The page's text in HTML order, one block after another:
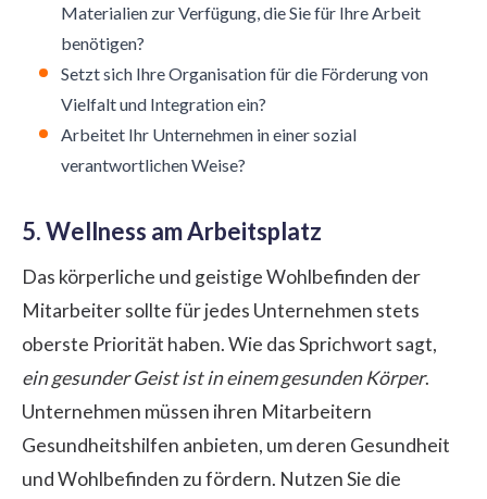
Materialien zur Verfügung, die Sie für Ihre Arbeit
benötigen?
Setzt sich Ihre Organisation für die Förderung von
Vielfalt und Integration ein?
Arbeitet Ihr Unternehmen in einer sozial
verantwortlichen Weise?
5. Wellness am Arbeitsplatz
Das körperliche und geistige Wohlbefinden der
Mitarbeiter sollte für jedes Unternehmen stets
oberste Priorität haben. Wie das Sprichwort sagt,
ein gesunder Geist ist in einem gesunden Körper.
Unternehmen müssen ihren Mitarbeitern
Gesundheitshilfen anbieten, um deren Gesundheit
und Wohlbefinden zu fördern. Nutzen Sie die